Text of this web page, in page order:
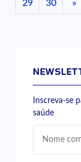
29 30 »
Inscreva-se
saúde